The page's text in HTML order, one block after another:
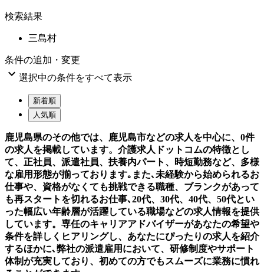
検索結果
三島村
条件の追加・変更
 選択中の条件をすべて表示
新着順
人気順
鹿児島県のその他では、鹿児島市などの求人を中心に、0件
の求人を掲載しています。介護求人ドットコムの特徴とし
て、正社員、派遣社員、扶養内パート、時短勤務など、多様
な雇用形態が揃っております｡また､未経験から始められるお
仕事や、資格がなくても挑戦できる職種、ブランクがあって
も再スタートを切れるお仕事､20代、30代、40代、50代とい
った幅広い年齢層が活躍している職場などの求人情報を提供
しています。専任のキャリアアドバイザーがあなたの希望や
条件を詳しくヒアリングし、あなたにぴったりの求人を紹介
するほかに､弊社の派遣雇用において、研修制度やサポート
体制が充実しており、初めての方でもスムーズに業務に慣れ